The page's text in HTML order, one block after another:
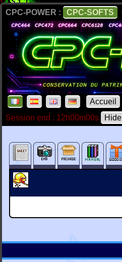
CPC-POWER : CPC-SOFTS
Accueil
Session end : 12h00m00s